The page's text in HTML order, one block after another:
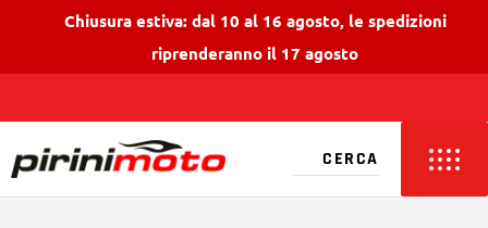
Chiusura estiva: dal 10 al 16 agosto, le spedizioni
riprenderanno il 17 agosto